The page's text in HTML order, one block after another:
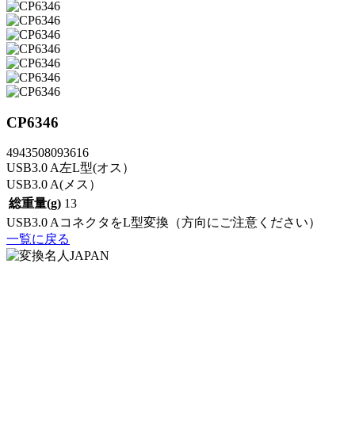
CP6346
4943508093616
USB3.0 A左L型(オス）
USB3.0 A(メス）
総重量(g) 13
USB3.0 AコネクタをL型変換（方向にご注意ください）
一覧に戻る